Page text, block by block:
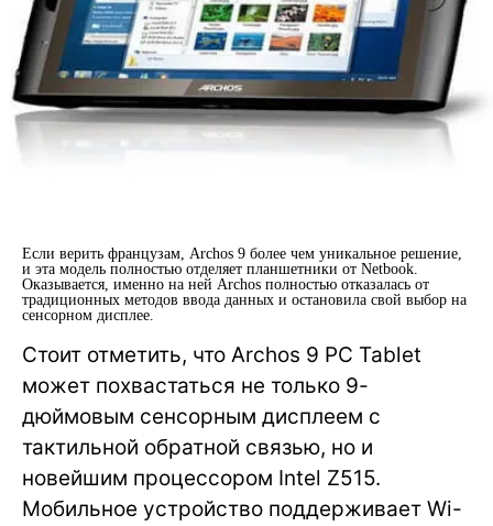
Если верить французам, Archos 9 более чем уникальное решение,
и эта модель полностью отделяет планшетники от Netbook.
Оказывается, именно на ней Archos полностью отказалась от
традиционных методов ввода данных и остановила свой выбор на
сенсорном дисплее.
Стоит отметить, что Archos 9 PC Tablet
может похвастаться не только 9-
дюймовым сенсорным дисплеем с
тактильной обратной связью, но и
новейшим процессором Intel Z515.
Мобильное устройство поддерживает Wi-